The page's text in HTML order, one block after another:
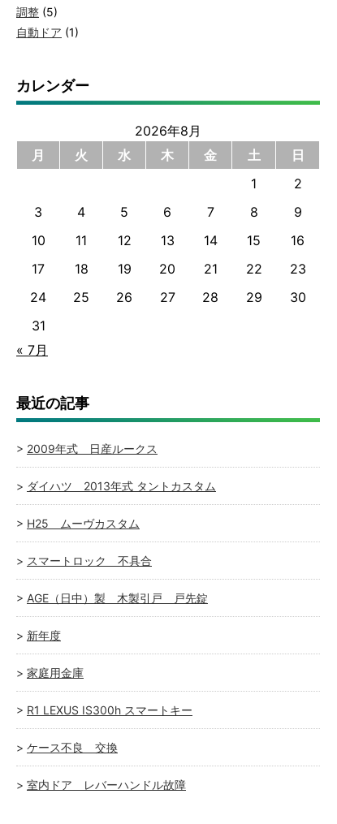
調整 (5)
自動ドア (1)
カレンダー
2026年8月
月
火 水 木 金 土
日
1
2
3
4 5 6 7 8
9
10
11 12 13 14 15
16
17
18 19 20 21 22
23
24
25 26 27 28 29
30
31
« 7月
最近の記事
2009年式 日産ルークス
ダイハツ 2013年式 タントカスタム
H25 ムーヴカスタム
スマートロック 不具合
AGE（日中）製 木製引戸 戸先錠
新年度
家庭用金庫
R1 LEXUS IS300h スマートキー
ケース不良 交換
室内ドア レバーハンドル故障